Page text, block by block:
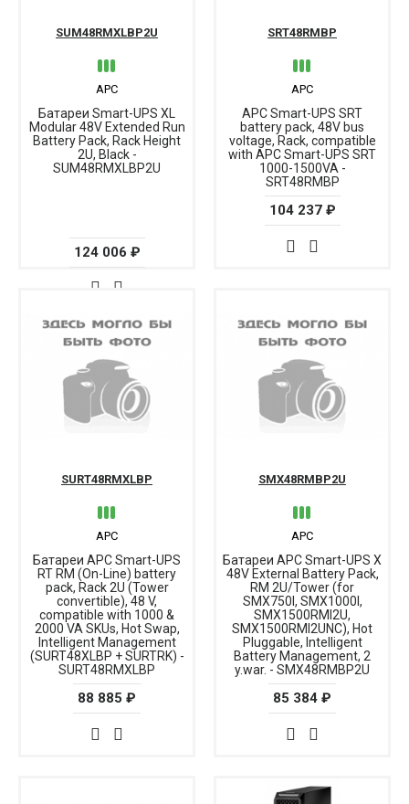
Батареи Smart-UPS XL
Modular 48V Extended Run
Battery Pack, Rack Height
2U, Black -
SUM48RMXLBP2U
APC
SUM48RMXLBP2U
124 006 ₽
APC Smart-UPS SRT
battery pack, 48V bus
voltage, Rack, compatible
with APC Smart-UPS SRT
1000-1500VA -
SRT48RMBP
APC
SRT48RMBP
104 237 ₽
Батареи APC Smart-UPS
RT RM (On-Line) battery
pack, Rack 2U (Tower
convertible), 48 V,
compatible with 1000 &
2000 VA SKUs, Hot Swap,
Intelligent Management
(SURT48XLBP + SURTRK) -
SURT48RMXLBP
APC
SURT48RMXLBP
88 885 ₽
Батареи APC Smart-UPS X
48V External Battery Pack,
RM 2U/Tower (for
SMX750I, SMX1000I,
SMX1500RMI2U,
SMX1500RMI2UNC), Hot
Pluggable, Intelligent
Battery Management, 2
y.war. - SMX48RMBP2U
APC
SMX48RMBP2U
85 384 ₽